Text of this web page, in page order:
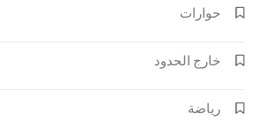
حوارات
خارج الحدود
رياضة